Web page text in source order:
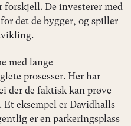
forskjell. De investerer med
det de bygger, og spiller
med lange
prosesser. Her har
der de faktisk kan prøve
eksempel er Davidhalls
er en parkeringsplass